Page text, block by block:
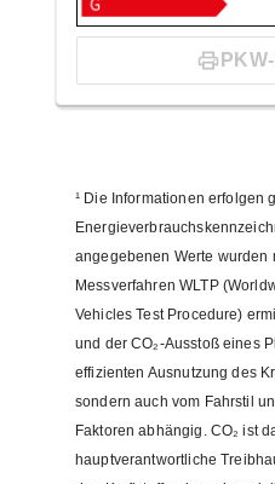
¹ Die Informationen erfolgen
angegebenen Werte wurden
Messverfahren WLTP
Vehicles Test Procedure)
und der CO₂-Ausstoß eines
effizienten Ausnutzung des
sondern auch vom Fahrstil
Faktoren abhängig. CO₂ ist
hauptverantwortliche